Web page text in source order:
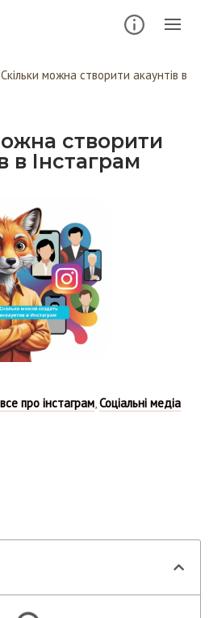
Скільки можна створити акаунтів в
створити
в Інстаграм
все про інстаграм,Соціальні медіа